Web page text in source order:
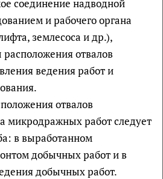
соединение надводной
и рабочего органа
землесоса и др.),
отвалов
ведения работ и
отвалов
микродражных работ следует
в выработанном
добычных работ и в
добычных работ.